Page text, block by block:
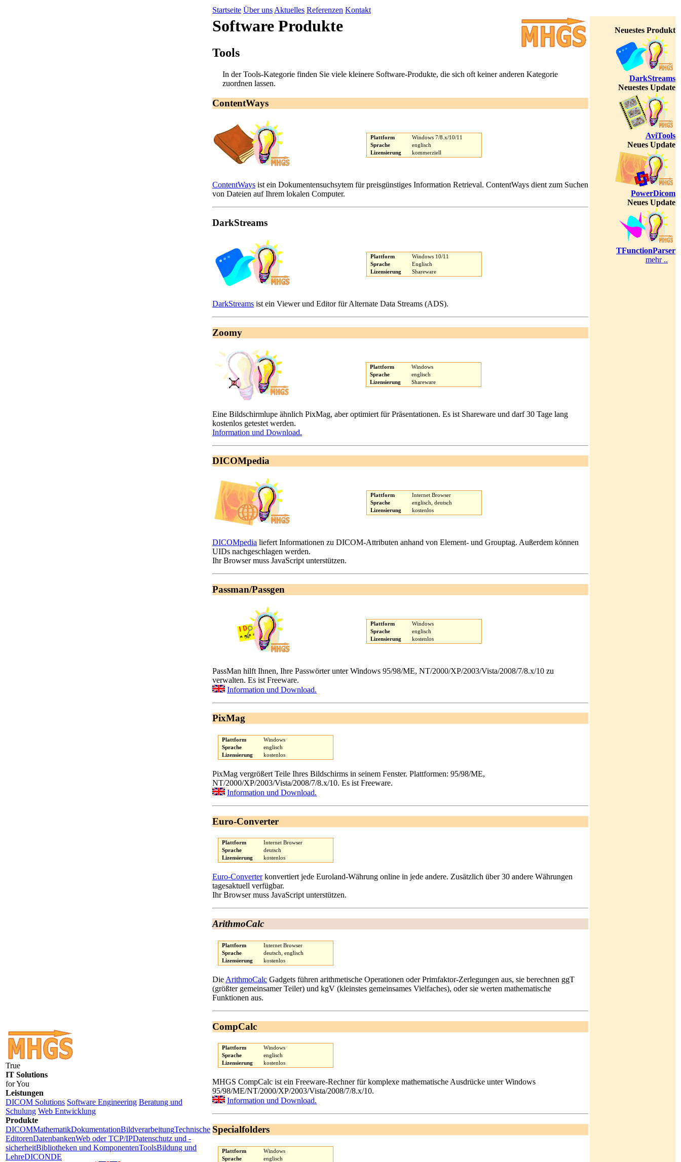
True
IT Solutions
for You
Leistungen
DICOM Solutions Software Engineering Beratung und
Schulung Web Entwicklung
Produkte
DICOMMathematikDokumentationBildverarbeitungTechnische
EditorenDatenbankenWeb oder TCP/IPDatenschutz und -
sicherheitBibliotheken und KomponentenToolsBildung und
LehreDICONDE
Startseite Über uns Aktuelles Referenzen Kontakt
Software Produkte
Tools
In der Tools-Kategorie finden Sie viele kleinere Software-Produkte, die sich oft keiner anderen Kategorie
zuordnen lassen.
ContentWays
Plattform
Windows 7/8.x/10/11
Sprache
englisch
Lizensierung
kommerziell
ContentWays ist ein Dokumentensuchsytem für preisgünstiges Information Retrieval. ContentWays dient zum Suchen
von Dateien auf Ihrem lokalen Computer.
DarkStreams
Plattform
Windows 10/11
Sprache
Englisch
Lizensierung
Shareware
DarkStreams ist ein Viewer und Editor für Alternate Data Streams (ADS).
Zoomy
Plattform
Windows
Sprache
englisch
Lizensierung
Shareware
Eine Bildschirmlupe ähnlich PixMag, aber optimiert für Präsentationen. Es ist Shareware und darf 30 Tage lang
kostenlos getestet werden.
Information und Download.
DICOMpedia
Plattform
Internet Browser
Sprache
englisch, deutsch
Lizensierung
kostenlos
DICOMpedia liefert Informationen zu DICOM-Attributen anhand von Element- und Grouptag. Außerdem können
UIDs nachgeschlagen werden.
Ihr Browser muss JavaScript unterstützen.
Passman/Passgen
Plattform
Windows
Sprache
englisch
Lizensierung
kostenlos
PassMan hilft Ihnen, Ihre Passwörter unter Windows 95/98/ME, NT/2000/XP/2003/Vista/2008/7/8.x/10 zu
verwalten. Es ist Freeware.
Information und Download.
PixMag
Plattform
Windows
Sprache
englisch
Lizensierung
kostenlos
PixMag vergrößert Teile Ihres Bildschirms in seinem Fenster. Plattformen: 95/98/ME,
NT/2000/XP/2003/Vista/2008/7/8.x/10. Es ist Freeware.
Information und Download.
Euro-Converter
Plattform
Internet Browser
Sprache
deutsch
Lizensierung
kostenlos
Euro-Converterkonvertiert jede Euroland-Währung online in jede andere. Zusätzlich über 30 andere Währungen
tagesaktuell verfügbar.
Ihr Browser muss JavaScript unterstützen.
ArithmoCalc
Plattform
Internet Browser
Sprache
deutsch, englisch
Lizensierung
kostenlos
Die ArithmoCalc Gadgets führen arithmetische Operationen oder Primfaktor-Zerlegungen aus, sie berechnen ggT
(größter gemeinsamer Teiler) und kgV (kleinstes gemeinsames Vielfaches), oder sie werten mathematische
Funktionen aus.
CompCalc
Plattform
Windows
Sprache
englisch
Lizensierung
kostenlos
MHGS CompCalc ist ein Freeware-Rechner für komplexe mathematische Ausdrücke unter Windows
95/98/ME/NT/2000/XP/2003/Vista/2008/7/8.x/10.
Information und Download.
Specialfolders
Plattform
Windows
Sprache
englisch
Neuestes Produkt
DarkStreams
Neuestes Update
AviTools
Neues Update
PowerDicom
Neues Update
TFunctionParser
mehr ..